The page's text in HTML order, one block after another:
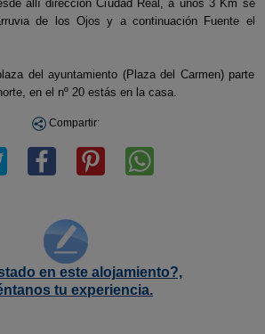
allí dirección Ciudad Real, a unos 3 Km se
de los Ojos y a continuación Fuente el
del ayuntamiento (Plaza del Carmen) parte
en el nº 20 estás en la casa.
Compartir:
en este alojamiento?,
tu experiencia.